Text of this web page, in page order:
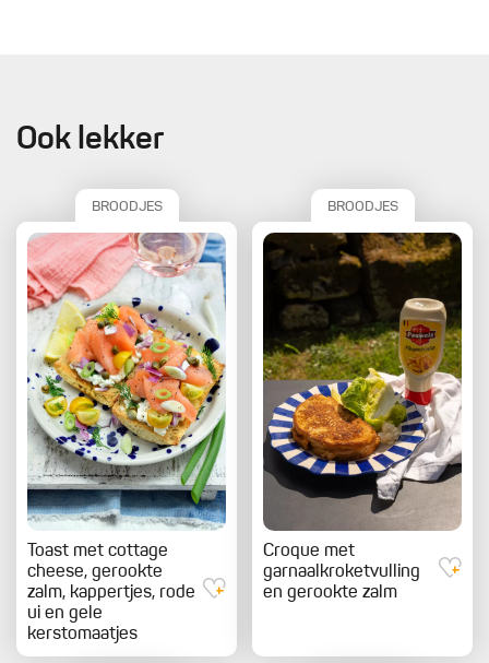
Ook lekker
BROODJES
Toast met cottage
cheese, gerookte
zalm, kappertjes, rode
ui en gele
kerstomaatjes
BROODJES
Croque met
garnaalkroketvulling
en gerookte zalm